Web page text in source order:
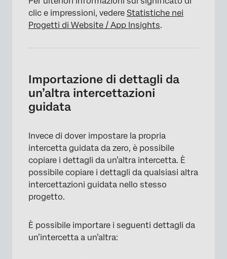
clic e impressioni, vedere Statistiche nei
Progetti di Website / App Insights.
Importazione di dettagli da
un’altra intercettazioni
guidata
Invece di dover impostare la propria
intercetta guidata da zero, è possibile
copiare i dettagli da un’altra intercetta. È
possibile copiare i dettagli da qualsiasi altra
intercettazioni guidata nello stesso
progetto.
È possibile importare i seguenti dettagli da
un’intercetta a un’altra: